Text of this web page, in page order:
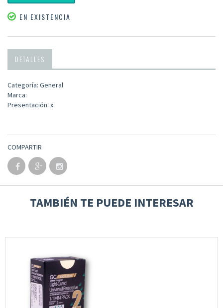
EN EXISTENCIA
DETALLES
Categoría: General
Marca:
Presentación: x
COMPARTIR
TAMBIÉN TE PUEDE INTERESAR